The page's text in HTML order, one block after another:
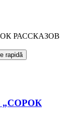
rapidă
„СОРОК